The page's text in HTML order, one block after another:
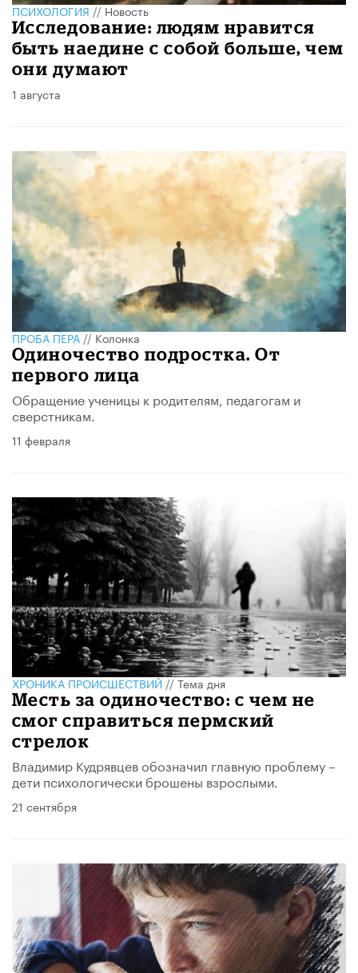
ПСИХОЛОГИЯ//Новость
Исследование: людям нравится
быть наедине с собой больше, чем
они думают
1 августа
ПРОБА ПЕРА//Колонка
Одиночество подростка. От
первого лица
Обращение ученицы к родителям, педагогам и
сверстникам.
11 февраля
ХРОНИКА ПРОИСШЕСТВИЙ//Тема дня
Месть за одиночество: с чем не
смог справиться пермский
стрелок
Владимир Кудрявцев обозначил главную проблему –
дети психологически брошены взрослыми.
21 сентября